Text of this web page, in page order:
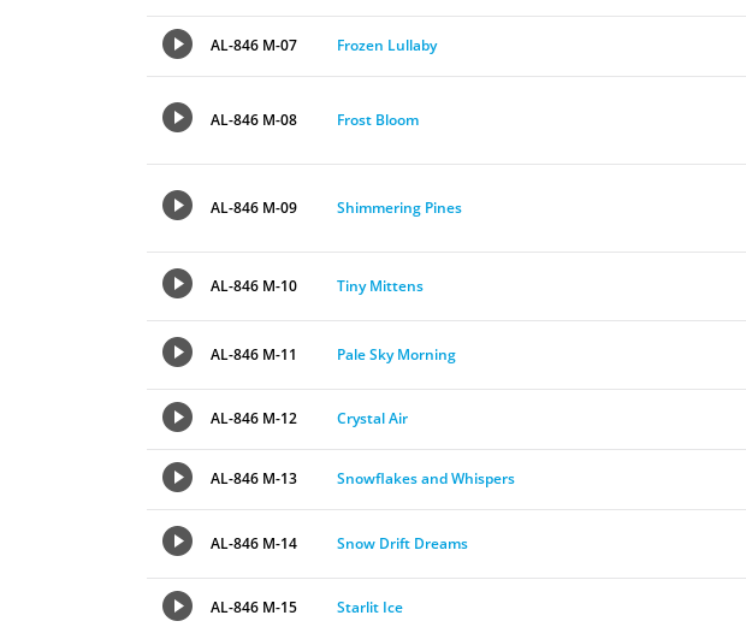
AL-846 M-07 Frozen Lullaby
AL-846 M-08 Frost Bloom
AL-846 M-09 Shimmering Pines
AL-846 M-10 Tiny Mittens
AL-846 M-11 Pale Sky Morning
AL-846 M-12 Crystal Air
AL-846 M-13 Snowflakes and Whispers
AL-846 M-14 Snow Drift Dreams
AL-846 M-15 Starlit Ice